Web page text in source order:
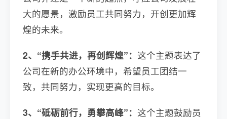
大的愿景，激励员工共同努力，开创更加辉
煌的未来。
2、“携手共进，再创辉煌”： 这个主题表达了
公司在新的办公环境中，希望员工团结一
致，共同努力，实现更高的目标。
3、“砥砺前行，勇攀高峰”： 这个主题鼓励员